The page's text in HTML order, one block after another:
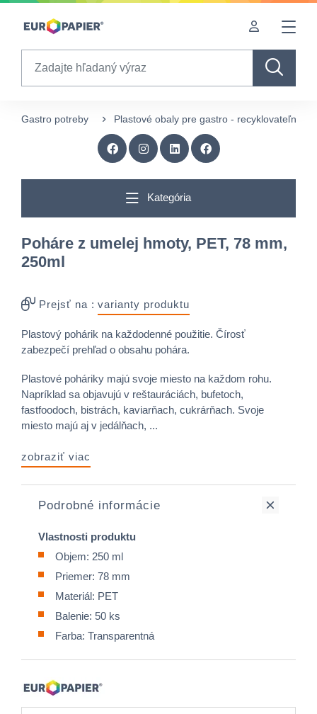
Table Of Content
Doplnkové produkty
Zaujímavé produkty pre Vás
Gastro potreby Plastové obaly pre gastro - recyklovateľné
Kategória
Poháre z umelej hmoty, PET, 78 mm,
250ml
Prejsť na : varianty produktu
Plastový pohárik na každodenné použitie. Čírosť
zabezpečí prehľad o obsahu pohára.
Plastové poháriky majú svoje miesto na každom rohu.
Napríklad sa objavujú v reštauráciách, bufetoch,
fastfoodoch, bistrách, kaviarňach, cukrárňach. Svoje
miesto majú aj v jedálňach, ...
zobraziť viac
Podrobné informácie
Vlastnosti produktu
Objem: 250 ml
Priemer: 78 mm
Materiál: PET
Balenie: 50 ks
Farba: Transparentná